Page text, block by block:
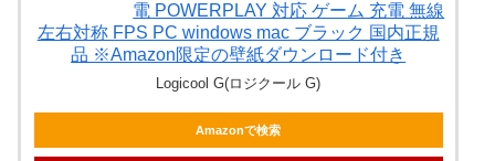
電 POWERPLAY 対応 ゲーム 充電 無線
左右対称 FPS PC windows mac ブラック 国内正規
品 ※Amazon限定の壁紙ダウンロード付き
Logicool G(ロジクール G)
Amazonで検索